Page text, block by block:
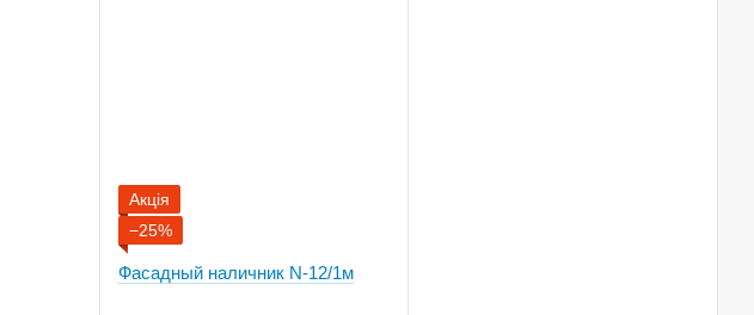
Акція
−25%
Фасадный наличник N-12/1м